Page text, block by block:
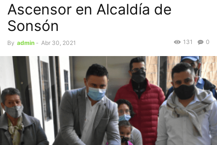
Ascensor en Alcaldía de
Sonsón
By admin - Abr 30, 2021 0
131